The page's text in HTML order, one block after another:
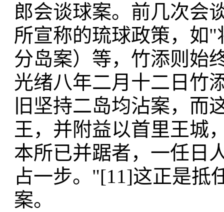
郎会谈球案。前几次会
所宣称的琉球政策，如
分岛案）等，竹添则始
光绪八年二月十二日竹
旧坚持二岛均沾案，而
王，并附益以首里王城
本所已并踞者，一任日
占一步。"[11]这正是抵
案。